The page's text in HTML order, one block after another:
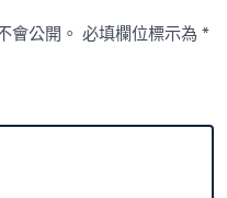
會公開。 必填欄位標示為*